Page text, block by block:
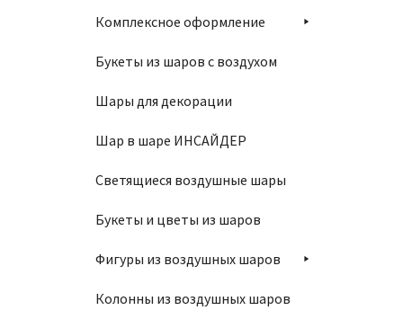
Комплексное оформление
Букеты из шаров с воздухом
Шары для декорации
Шар в шаре ИНСАЙДЕР
Светящиеся воздушные шары
Букеты и цветы из шаров
Фигуры из воздушных шаров
Колонны из воздушных шаров